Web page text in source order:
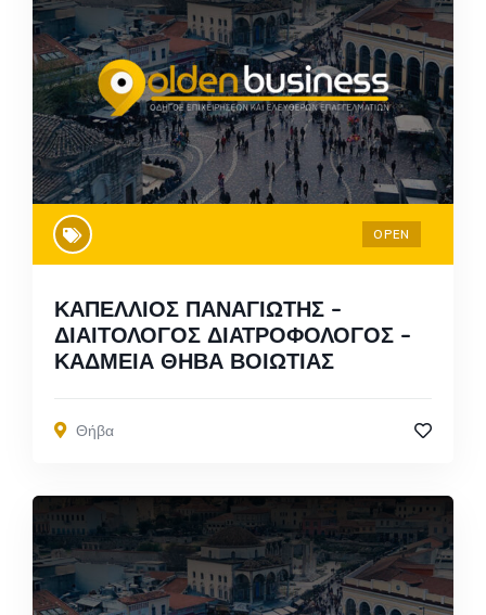
OPEN
ΚΑΠΕΛΛΙΟΣ ΠΑΝΑΓΙΩΤΗΣ –
ΔΙΑΙΤΟΛΟΓΟΣ ΔΙΑΤΡΟΦΟΛΟΓΟΣ –
ΚΑΔΜΕΙΑ ΘΗΒΑ ΒΟΙΩΤΙΑΣ
Θήβα